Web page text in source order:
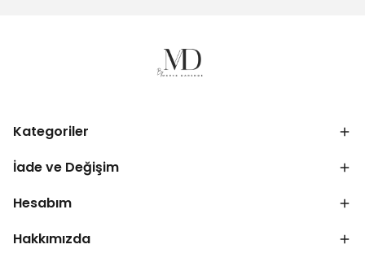
Kategoriler
İade ve Değişim
Hesabım
Hakkımızda